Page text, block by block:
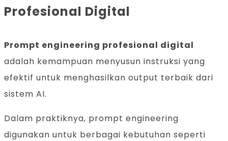
Profesional Digital
Prompt engineering profesional digital
adalah kemampuan menyusun instruksi yang
efektif untuk menghasilkan output terbaik dari
sistem AI.
Dalam praktiknya, prompt engineering
digunakan untuk berbagai kebutuhan seperti